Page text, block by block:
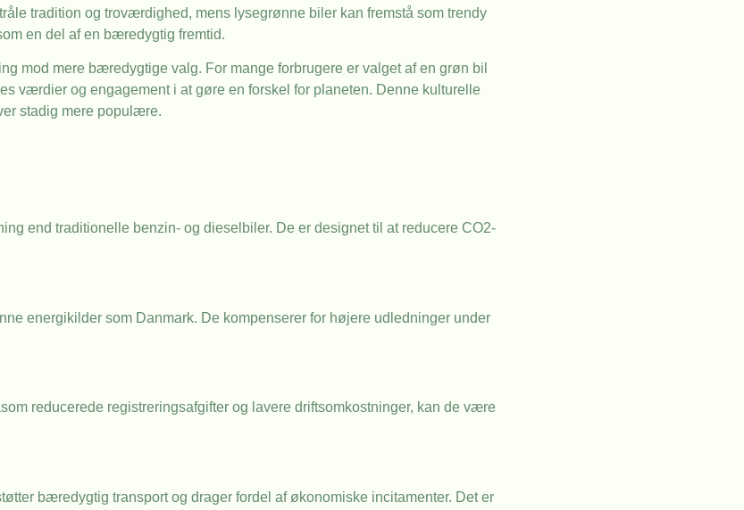
tradition og troværdighed, mens lysegrønne biler kan fremstå som trendy
en del af en bæredygtig fremtid.
mod mere bæredygtige valg. For mange forbrugere er valget af en grøn bil
værdier og engagement i at gøre en forskel for planeten. Denne kulturelle
stadig mere populære.
end traditionelle benzin- og dieselbiler. De er designet til at reducere CO2-
energikilder som Danmark. De kompenserer for højere udledninger under
reducerede registreringsafgifter og lavere driftsomkostninger, kan de være
bæredygtig transport og drager fordel af økonomiske incitamenter. Det er